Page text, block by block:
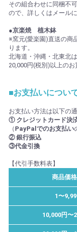
その組合わせに同梱不
ので、詳しくはメール
●京楽焼 植木鉢
※窯元(愛楽園)直送の商
ります。
北海道・沖縄・北東北
20,000円(税別)以上のお
■お支払いについ
お支払い方法は以下の
① クレジットカード決
（ PayPalでのお支払い
② 銀行振込
③代金引換
【代引手数料表】
商品価
1〜
10,000円〜